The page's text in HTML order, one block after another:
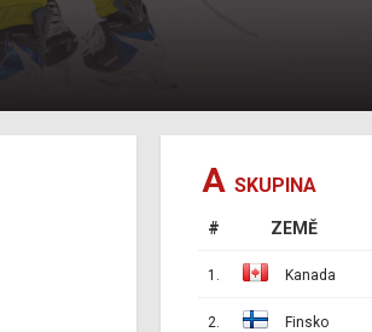
ASKUPINA
# ZEMĚ
1. Kanada
2. Finsko